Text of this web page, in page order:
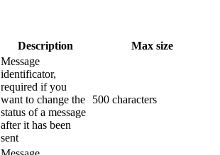
Description Max size
Message
identificator,
required if you
want to change the
status of a message
after it has been
sent
500 characters